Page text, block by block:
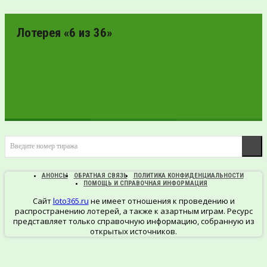
ПРОВЕРИТЬ
БИЛЕТ
Лотерея «6 из 36»
ПРОВЕРИТЬ
БИЛЕТ
Введите номер тиража
АНОНСЫ ОБРАТНАЯ СВЯЗЬ
ПОЛИТИКА КОНФИДЕНЦИАЛЬНОСТИ
ПОМОЩЬ И СПРАВОЧНАЯ ИНФОРМАЦИЯ
Сайтloto365.ru не имеет отношения к проведению и
распространению лотерей, а также к азартным играм. Ресурс
представляет только справочную информацию, собранную из
открытых источников.